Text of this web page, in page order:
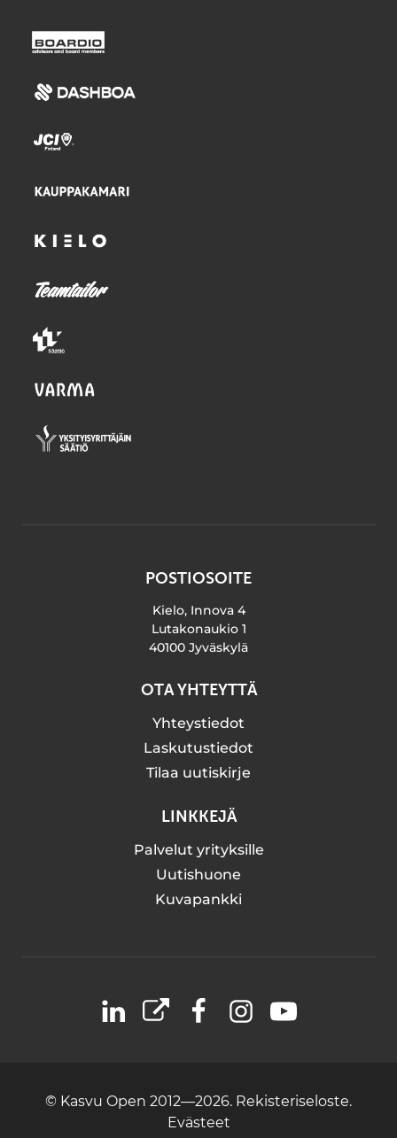
POSTIOSOITE
Kielo, Innova 4
Lutakonaukio 1
40100 Jyväskylä
OTA YHTEYTTÄ
Yhteystiedot
Laskutustiedot
Tilaa uutiskirje
LINKKEJÄ
Palvelut yrityksille
Uutishuone
Kuvapankki
LinkedIn
X FacebookInstagramYouTube
© Kasvu Open 2012—2026. Rekisteriseloste.
Evästeet